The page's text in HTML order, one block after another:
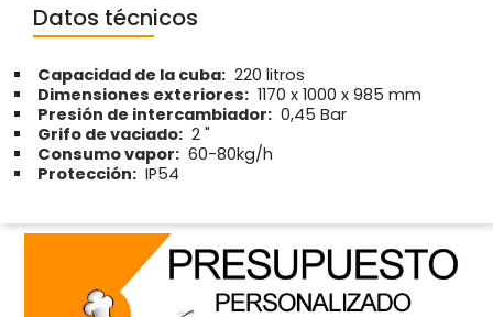
Datos técnicos
Capacidad de la cuba: 220 litros
Dimensiones exteriores: 1170 x 1000 x 985 mm
Presión de intercambiador: 0,45 Bar
Grifo de vaciado: 2 "
Consumo vapor: 60-80kg/h
Protección: IP54